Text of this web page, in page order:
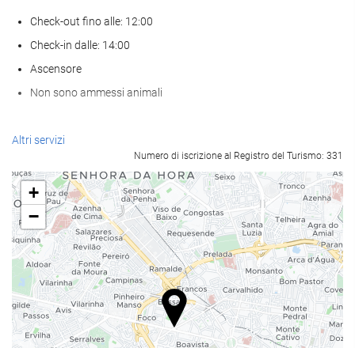
Check-out fino alle: 12:00
Check-in dalle: 14:00
Ascensore
Non sono ammessi animali
Servizio di accoglienza
deposito bagagli
Pasto e bevanda
Ristorante à la carte
Bar
Parcheggio
Altri servizi
Numero di iscrizione al Registro del Turismo: 331
+
−